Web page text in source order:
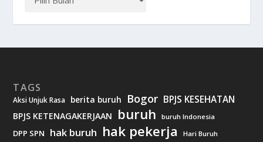
TAGS
Aksi Unjuk Rasa berita buruh Bogor BPJS KESEHATAN
BPJS KETENAGAKERJAAN buruh buruh Indonesia
DPP SPN hak buruh hak pekerja Hari Buruh